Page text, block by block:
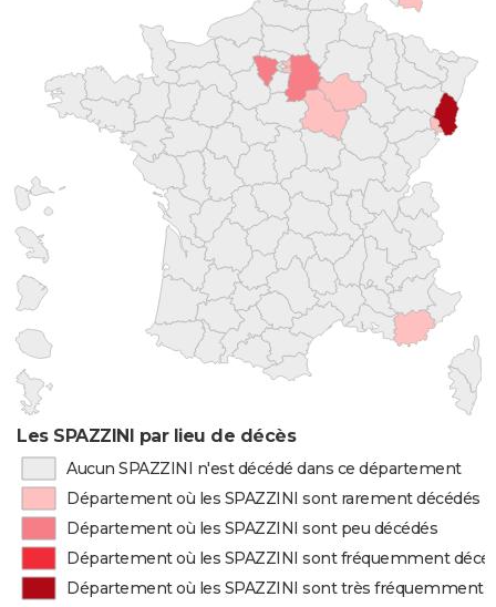
Les SPAZZINI par lieu de décès
Aucun SPAZZINI n'est décédé dans ce département
Département où les SPAZZINI sont rarement décédés
Département où les SPAZZINI sont peu décédés
Département où les SPAZZINI sont fréquemment
Département où les SPAZZINI sont très fréquemment